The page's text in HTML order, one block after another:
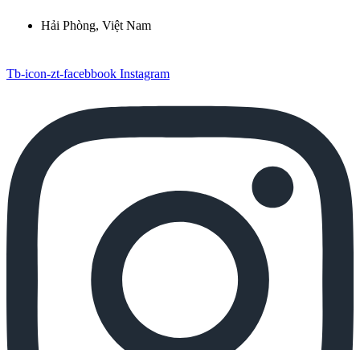
Hải Phòng, Việt Nam
Tb-icon-zt-facebbook Instagram